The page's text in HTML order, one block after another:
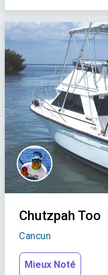
Chutzpah Too
Cancun
Mieux Noté